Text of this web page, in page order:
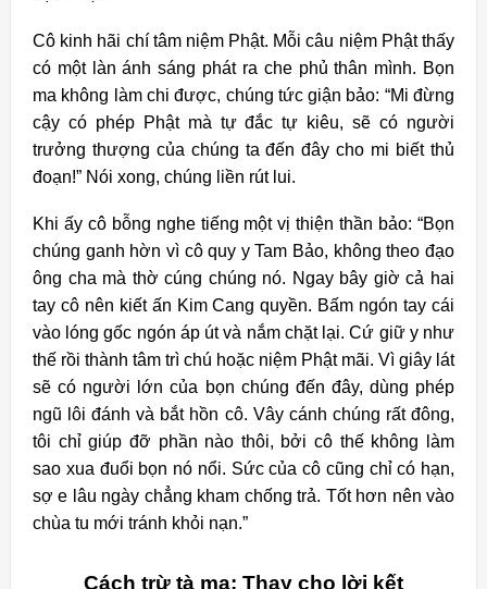
Cô kinh hãi chí tâm niệm Phật. Mỗi câu niệm Phật thấy
có một làn ánh sáng phát ra che phủ thân mình. Bọn
ma không làm chi được, chúng tức giận bảo: “Mi đừng
cậy có phép Phật mà tự đắc tự kiêu, sẽ có người
trưởng thượng của chúng ta đến đây cho mi biết thủ
đoạn!” Nói xong, chúng liền rút lui.
Khi ấy cô bỗng nghe tiếng một vị thiện thần bảo: “Bọn
chúng ganh hờn vì cô quy y Tam Bảo, không theo đạo
ông cha mà thờ cúng chúng nó. Ngay bây giờ cả hai
tay cô nên kiết ấn Kim Cang quyền. Bấm ngón tay cái
vào lóng gốc ngón áp út và nắm chặt lại. Cứ giữ y như
thế rồi thành tâm trì chú hoặc niệm Phật mãi. Vì giây lát
sẽ có người lớn của bọn chúng đến đây, dùng phép
ngũ lôi đánh và bắt hồn cô. Vây cánh chúng rất đông,
tôi chỉ giúp đỡ phần nào thôi, bởi cô thế không làm
sao xua đuổi bọn nó nổi. Sức của cô cũng chỉ có hạn,
sợ e lâu ngày chẳng kham chống trả. Tốt hơn nên vào
chùa tu mới tránh khỏi nạn.”
Cách trừ tà ma: Thay cho lời kết